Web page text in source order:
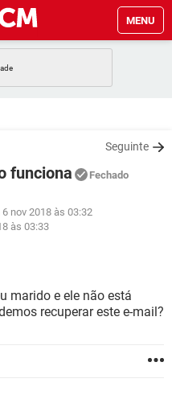
MENU
GMAIL
GMAIL
WHATSAPP
EXCEL
WHATSAPP
GMAIL
EXCEL
Seguinte
funciona Fechado
nov 2018 às 03:32
às 03:33
marido e ele não está
recuperar este e-mail?